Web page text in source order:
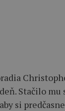
Stačilo mu
si